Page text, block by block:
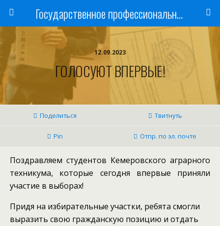
Государственное профессиональное образовательное учреждение
12.09.2023
ГОЛОСУЮТ ВПЕРВЫЕ!
Поделиться Твитнуть
Pin Отпр. по эл. почте
Поздравляем студентов Кемеровского аграрного
техникума, которые сегодня впервые приняли
участие в выборах!
Придя на избирательные участки, ребята смогли
выразить свою гражданскую позицию и отдать